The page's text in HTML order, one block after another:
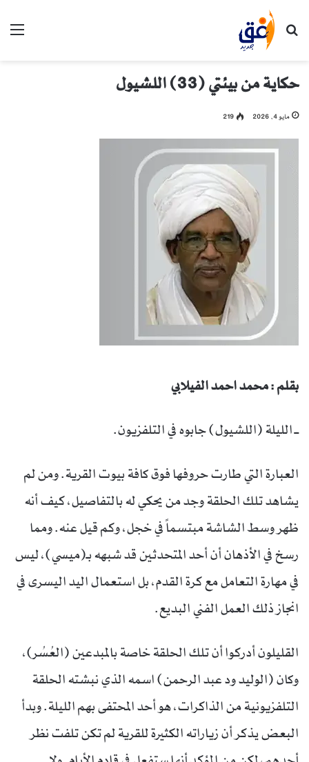
بحث عن
حكاية من بيئتي (33) اللشيول
مايو 4, 2026 219
بقلم : محمد احمد الفيلابي
ــ الليلة (اللشيول) جابوه في التلفزيون.
العبارة التي طارت حروفها فوق كافة بيوت القرية. ومن لم
يشاهد تلك الحلقة وجد من يحكي له بالتفاصيل، كيف أنه
ظهر وسط الشاشة مبتسماً في خجل، وكم قيل عنه. ومما
رسخ في الأذهان أن أحد المتحدثين قد شبهه بـ(ميسي)، ليس
في مهارة التعامل مع كرة القدم، بل استعمال اليد اليسرى في
انجاز ذلك العمل الفني البديع.
القليلون أدركوا أن تلك الحلقة خاصة بالمبدعين (العُسُر)،
وكان (الوليد ود عبد الرحمن) اسمه الذي نبشته الحلقة
التلفزيونية من الذاكرات، هو أحد المحتفى بهم الليلة. وبدأ
البعض يذكر أن زياراته الكثيرة للقرية لم تكن تلفت نظر